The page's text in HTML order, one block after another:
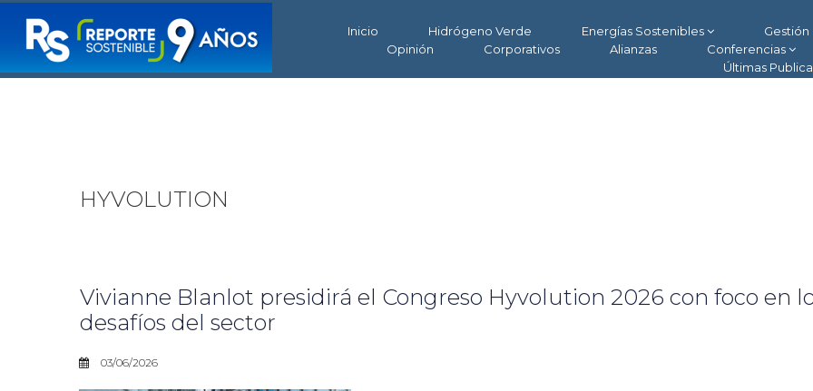
Inicio Hidrógeno Verde Energías Sostenibles
Gestión
Opinión
Corporativos Alianzas
Conferencias
Últimas
HYVOLUTION
Vivianne Blanlot presidirá el Congreso Hyvolution 2026 con foco en
desafíos del sector
03/06/2026